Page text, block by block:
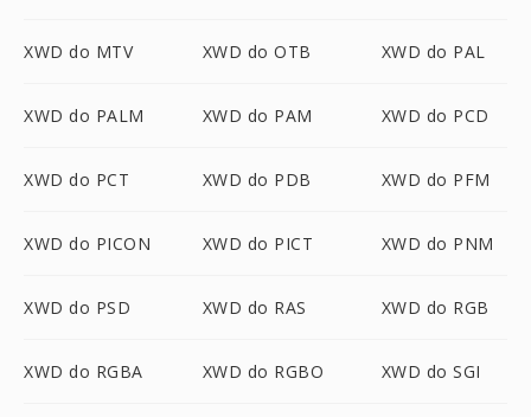
XWD do MTV XWD do OTB XWD do PAL
XWD do PALM XWD do PAM XWD do PCD
XWD do PCT XWD do PDB XWD do PFM
XWD do PICON XWD do PICT XWD do PNM
XWD do PSD XWD do RAS XWD do RGB
XWD do RGBA XWD do RGBO XWD do SGI